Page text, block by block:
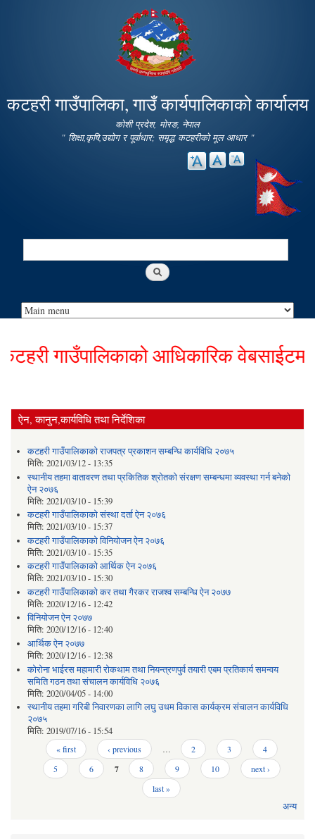
main
content
कटहरी गाउँपालिका, गाउँ कार्यपालिकाको कार्यालय
कोशी प्रदेश, मोरङ, नेपाल
" शिक्षा,कृषि,उद्योग र पूर्वाधार; समृद्ध कटहरीको मूल आधार "
Search
गाउँपालिकाको आधिकारिक वेबसाईटमा
ऐन, कानुन,कार्यविधि तथा निर्देशिका
कटहरी गाउँपालिकाको राजपत्र प्रकाशन सम्बन्धि कार्यविधि २०७५
मिति: 2021/03/12 - 13:35
स्थानीय तहमा वातावरण तथा प्रकितिक श्रोतको संरक्षण सम्बन्धमा व्यवस्था गर्न बनेको
ऐन २०७६
मिति: 2021/03/10 - 15:39
कटहरी गाउँपालिकाको संस्था दर्ता ऐन २०७६
मिति: 2021/03/10 - 15:37
कटहरी गाउँपालिकाको विनियोजन ऐन २०७६
मिति: 2021/03/10 - 15:35
कटहरी गाउँपालिकाको आर्थिक ऐन २०७६
मिति: 2021/03/10 - 15:30
कटहरी गाउँपालिकाको कर तथा गैरकर राजश्व सम्बन्धि ऐन २०७७
मिति: 2020/12/16 - 12:42
विनियोजन ऐन २०७७
मिति: 2020/12/16 - 12:40
आर्थिक ऐन २०७७
मिति: 2020/12/16 - 12:38
कोरोना भाईरस महामारी रोकथाम तथा नियन्त्रणपुर्व तयारी एबम प्रतिकार्य समन्वय
समिति गठन तथा संचालन कार्यविधि २०७६
मिति: 2020/04/05 - 14:00
स्थानीय तहमा गरिबी निवारणका लागि लघु उधम विकास कार्यक्रम संचालन कार्यविधि
२०७५
मिति: 2019/07/16 - 15:54
Pages « first ‹ previous … 2 3
4
5
6 7 8 9 10
next ›
last »
अन्य